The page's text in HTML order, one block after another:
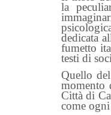
la
dedicata
fumetto
testi di
Quello
momento
Città di
come